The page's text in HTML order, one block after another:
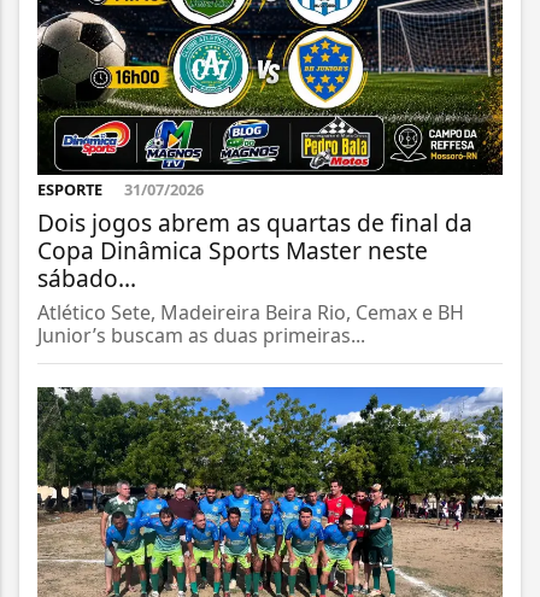
ESPORTE 31/07/2026
Dois jogos abrem as quartas de final da
Copa Dinâmica Sports Master neste
sábado...
Atlético Sete, Madeireira Beira Rio, Cemax e BH
Junior’s buscam as duas primeiras...